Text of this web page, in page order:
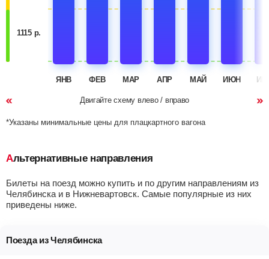
1115 р.
ЯНВ ФЕВ МАР АПР МАЙ ИЮН
Двигайте схему влево / вправо
*Указаны минимальные цены для плацкартного вагона
Альтернативные направления
Билеты на поезд можно купить и по другим направлениям из
Челябинска и в Нижневартовск. Самые популярные из них
приведены ниже.
Поезда из Челябинска